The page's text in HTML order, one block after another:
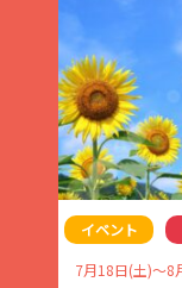
イベント
7月18日(土)～8